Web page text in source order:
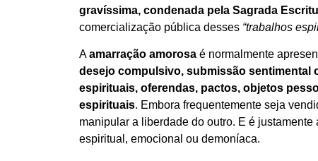
gravíssima, condenada pela Sagrada
comercialização pública desses “trabalhos
Aamarração amorosa é normalmente
desejo compulsivo, submissão sentimental
espirituais, oferendas, pactos, objetos
espirituais. Embora frequentemente seja
manipular a liberdade do outro. E é
espiritual, emocional ou demoníaca.